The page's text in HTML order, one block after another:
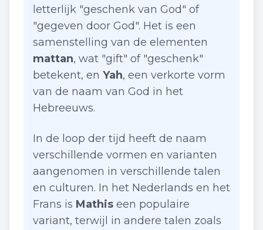
letterlijk "geschenk van God" of
"gegeven door God". Het is een
samenstelling van de elementen
mattan, wat "gift" of "geschenk"
betekent, en Yah, een verkorte vorm
van de naam van God in het
Hebreeuws.
In de loop der tijd heeft de naam
verschillende vormen en varianten
aangenomen in verschillende talen
en culturen. In het Nederlands en het
Frans is Mathis een populaire
variant, terwijl in andere talen zoals